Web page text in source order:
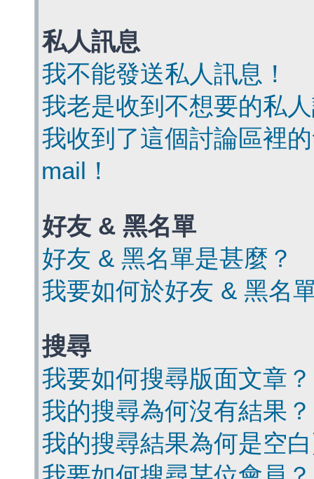
私人訊息
我不能發送私人訊息！
我老是收到不想要的私
我收到了這個討論區裡
mail！
好友 & 黑名單
好友 & 黑名單是甚麼？
我要如何於好友 & 黑名
搜尋
我要如何搜尋版面文章？
我的搜尋為何沒有結果？
我的搜尋結果為何是空